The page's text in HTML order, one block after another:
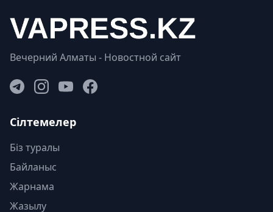
Вечерний Алматы - Новостной сайт
Сілтемелер
Біз туралы
Байланыс
Жарнама
Жазылу